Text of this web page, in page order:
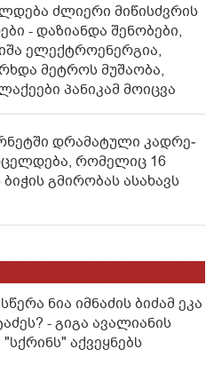
ძლიერი მიწისძვრის
- დაზიანდა შენობები,
ელექტროენერგია,
მეტროს მუშაობა,
პანიკამ მოიცვა
დრა­მა­ტუ­ლი კად­რე­
რომელიც 16
გმირობას ასახავს
ნია იმნაძის ბიძამ ეკა
- გიგა ავალიანის
აქვეყნებს